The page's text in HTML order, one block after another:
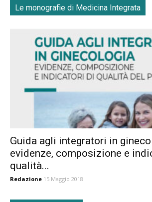
Le monografie di Medicina Integrata
Guida agli integratori in
evidenze, composizione e
qualità...
Redazione 15 Maggio 2018